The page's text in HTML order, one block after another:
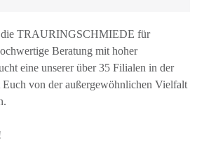
die TRAURINGSCHMIEDE für
Beratung mit hoher
eine unserer über 35 Filialen in der
von der außergewöhnlichen Vielfalt